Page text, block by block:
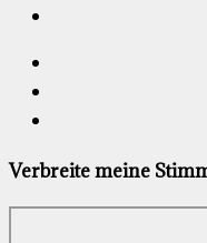
Verbreite meine